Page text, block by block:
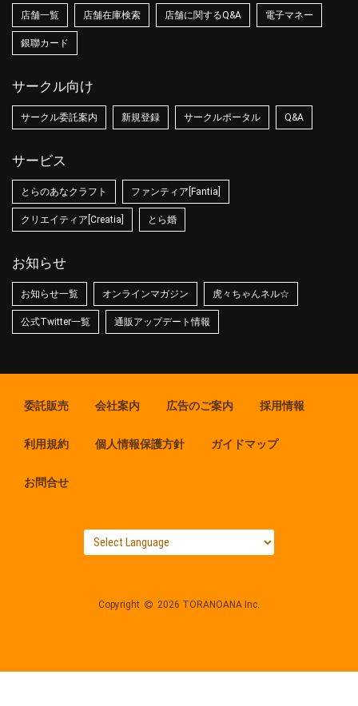
店舗一覧 店舗在庫検索 店舗に関するQ&A 電子マネー
銀聯カード
サークル向け
サークル委託案内 新規登録 サークルポータル Q&A
サービス
とらのあなクラフト ファンティア[Fantia]
クリエイティア[Creatia] とら婚
お知らせ
お知らせ一覧 オンラインマガジン 虎々ちゃんネル☆
公式Twitter一覧 通販アップデート情報
委託販売 会社案内 広告のご案内 採用情報
利用規約 個人情報保護方針 ガイドマップ
お問合せ
Copyright 2026 TORANOANA Inc.